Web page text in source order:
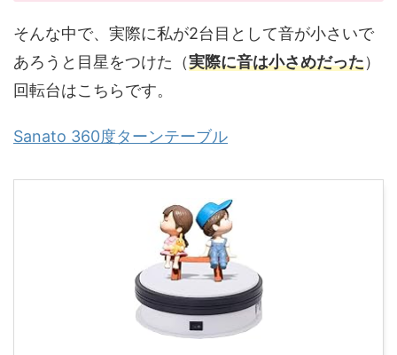
そんな中で、実際に私が2台目として音が小さいで
あろうと目星をつけた（実際に音は小さめだった）
回転台はこちらです。
Sanato 360度ターンテーブル